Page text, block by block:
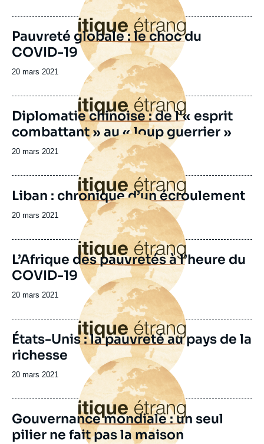
Pauvreté globale : le choc du
COVID-19
Date
publication
20 mars 2021
Image
principale
Diplomatie chinoise : de l'« esprit
combattant » au « loup guerrier »
Date
publication
20 mars 2021
Image
principale
Liban : chronique d’un écroulement
Date
publication
20 mars 2021
Image
principale
L’Afrique des pauvretés à l’heure du
COVID-19
Date
publication
20 mars 2021
Image
principale
États-Unis : la pauvreté au pays de la
richesse
Date
publication
20 mars 2021
Image
principale
Gouvernance mondiale : un seul
pilier ne fait pas la maison